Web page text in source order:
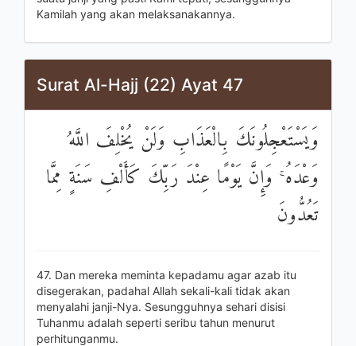
Kamilah yang akan melaksanakannya.
Surat Al-Hajj (22) Ayat 47
وَيَسْتَعْجِلُونَكَ بِالْعَذَابِ وَلَنْ يُخْلِفَ اللَّهُ
وَعْدَهُ ۚ وَإِنَّ يَوْمًا عِنْدَ رَبِّكَ كَأَلْفِ سَنَةٍ مِمَّا
تَعُدُّونَ
47. Dan mereka meminta kepadamu agar azab itu
disegerakan, padahal Allah sekali-kali tidak akan
menyalahi janji-Nya. Sesungguhnya sehari disisi
Tuhanmu adalah seperti seribu tahun menurut
perhitunganmu.